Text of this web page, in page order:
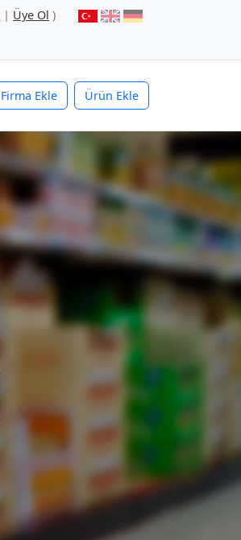
| Üye Ol )
Firma Ekle Ürün Ekle